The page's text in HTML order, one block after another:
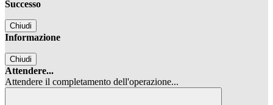
Successo
Chiudi
Informazione
Chiudi
Attendere...
Attendere il completamento dell'operazione...